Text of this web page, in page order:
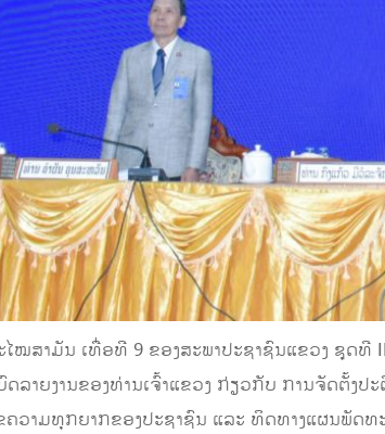
ໝສາມັນ ເທື່ອທີ 9 ຂອງສະພາປະຊາຊົນແຂວງ ຊຸດທີ
ດລາຍງານຂອງທ່ານເຈົ້າແຂວງ ກ່ຽວກັບ ການຈັດຕັ້
ວາມທຸກຍາກຂອງປະຊາຊົນ ແລະ ທິດທາງແຜນພັດທ